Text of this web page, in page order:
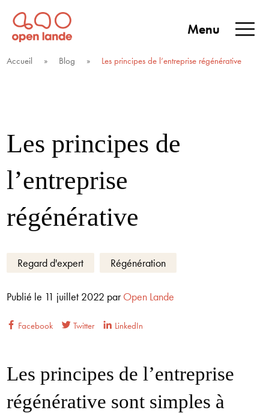
Aller
directement
au
contenu
TERRITOIRES
Open Lande
Entreprises & territoires
Menu
Accueil » Blog » Les principes de l’entreprise régénérative
Les principes de
l’entreprise
régénérative
Regard d'expert Régénération
Publié le 11 juillet 2022 parOpen Lande
Facebook Twitter LinkedIn
Les principes de l’entreprise
régénérative sont simples à